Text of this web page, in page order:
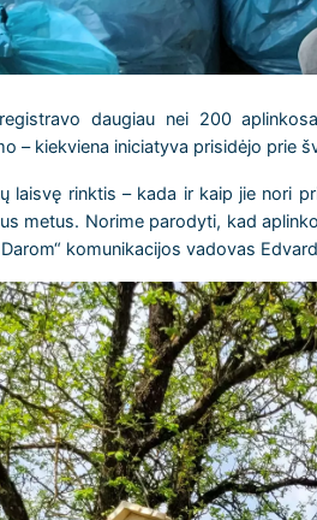
daugiau nei 200
– kiekviena iniciatyva prisidėjo prie
laisvę rinktis – kada ir kaip jie nori
metus. Norime parodyti, kad
komunikacijos vadovas